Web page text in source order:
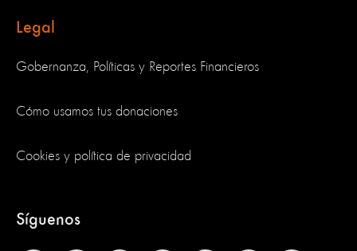
Legal
Gobernanza, Políticas y Reportes Financieros
Cómo usamos tus donaciones
Cookies y política de privacidad
Síguenos